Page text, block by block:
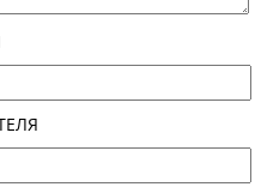
переквалифицировало
статьи "Побои" на